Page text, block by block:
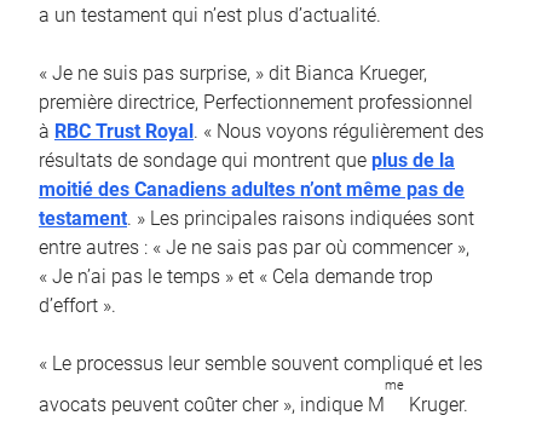
a un testament qui n’est plus d’actualité.
« Je ne suis pas surprise, » dit Bianca Krueger,
première directrice, Perfectionnement professionnel
à RBC Trust Royal . « Nous voyons régulièrement des
résultats de sondage qui montrent que plus de la
moitié des Canadiens adultes n’ont même pas de
testament. » Les principales raisons indiquées sont
entre autres : « Je ne sais pas par où commencer »,
« Je n’ai pas le temps » et « Cela demande trop
d’effort ».
« Le processus leur semble souvent compliqué et les
avocats peuvent coûter cher », indique M
me
Kruger.